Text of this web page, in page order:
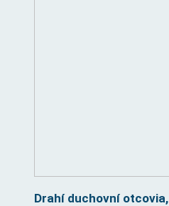
Drahí duchovní otcovia,